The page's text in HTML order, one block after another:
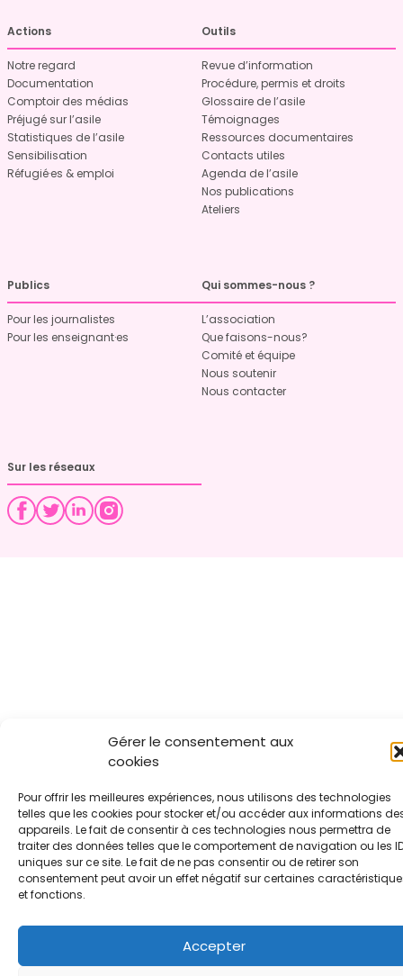
Gérer le consentement aux
cookies
Pour offrir les meilleures expériences, nous utilisons des technologies
telles que les cookies pour stocker et/ou accéder aux informations
appareils. Le fait de consentir à ces technologies nous permettra de
traiter des données telles que le comportement de navigation ou les
uniques sur ce site. Le fait de ne pas consentir ou de retirer son
consentement peut avoir un effet négatif sur certaines
et fonctions.
Accepter
Actions
Notre regard
Documentation
Comptoir des médias
Préjugé sur l’asile
Statistiques de l’asile
Sensibilisation
Réfugié·es & emploi
Outils
Revue d’information
Procédure, permis et droits
Glossaire de l’asile
Témoignages
Ressources documentaires
Contacts utiles
Agenda de l’asile
Nos publications
Ateliers
Publics
Pour les journalistes
Pour les enseignant·es
Qui sommes-nous ?
L’association
Que faisons-nous?
Comité et équipe
Nous soutenir
Nous contacter
Sur les réseaux